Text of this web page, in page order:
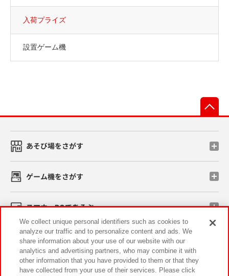
入荷プライズ
設置ゲーム機
あそび場をさがす
ゲーム機をさがす
スマホ・PCであそぶ
イベント・キャンペーン
We collect unique personal identifiers such as cookies to
analyze our traffic and to personalize content and ads. We
share information about your use of our website with our
analytics and advertising partners, who may combine it with
other information that you have provided to them or that they
have collected from your use of their services. Please click